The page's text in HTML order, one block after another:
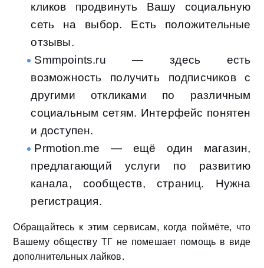
кликов продвинуть Вашу социальную
сеть на выбор. Есть положительные
отзывы.
Smmpoints.ru — здесь есть
возможность получить подписчиков с
другими откликами по различным
социальным сетям. Интерфейс понятен
и доступен.
Prmotion.me — ещё один магазин,
предлагающий услуги по развитию
канала, сообществ, страниц. Нужна
регистрация.
Обращайтесь к этим сервисам, когда поймёте, что
Вашему обществу ТГ не помешает помощь в виде
дополнительных лайков.